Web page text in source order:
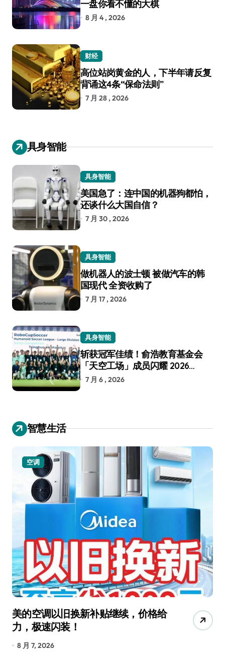
一盘你看不懂的大棋
8 月 4 , 2026
财经
高位站岗黄金的人，下半年请反复
背诵这4条“保命法则”
7 月 28 , 2026
具身智能
具身智能
美国急了：连中国的机器狗都怕，
还谈什么大国自信？
7 月 30 , 2026
具身智能
做机器人的波士顿 被做汽车的韩
国现代 全资收购了
7 月 17 , 2026
具身智能
斩获冠军佳绩！俞浩教育基金会
「天空工场」成员闪耀 2026
RoboCup 机器人世界杯
7 月 6 , 2026
智慧生活
空调
美的空调以旧换新补贴继续，价格给
力，极速闪装！
8 月 7, 2026